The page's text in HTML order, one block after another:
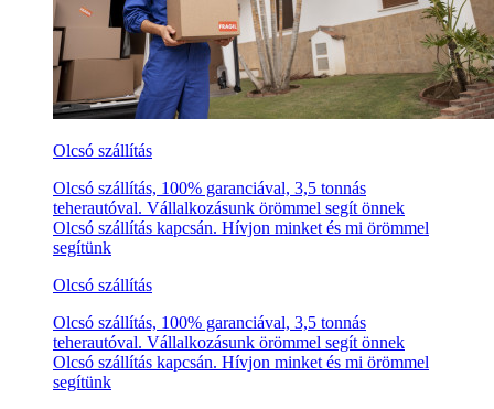
Olcsó szállítás
Olcsó szállítás, 100% garanciával, 3,5 tonnás
teherautóval. Vállalkozásunk örömmel segít önnek
Olcsó szállítás kapcsán. Hívjon minket és mi örömmel
segítünk
Olcsó szállítás
Olcsó szállítás, 100% garanciával, 3,5 tonnás
teherautóval. Vállalkozásunk örömmel segít önnek
Olcsó szállítás kapcsán. Hívjon minket és mi örömmel
segítünk